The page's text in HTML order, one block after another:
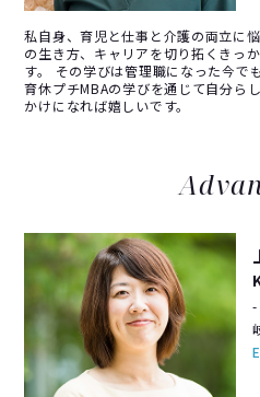
私自身、育児と仕事と介護の両立に
の生き方、キャリアを切り拓くきっ
す。 その学びは管理職になった今で
育休プチMBAの学びを通じて自分ら
かけになれば嬉しいです。
-